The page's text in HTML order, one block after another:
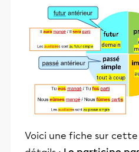
Voici une fiche sur